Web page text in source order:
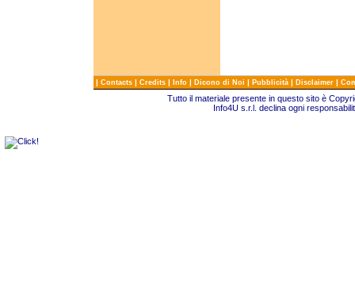
| Contacts | Credits | Info | Dicono di Noi | Pubblicità | Disclaimer |
Tutto il materiale presente in questo sito è
Info4U s.r.l. declina ogni